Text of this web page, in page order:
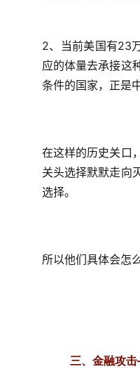
2、当前美国有23
应的体量去承接这
条件的国家，正是中
在这样的历史关口
关头选择默默走向
选择。
所以他们具体会怎
三、金融攻